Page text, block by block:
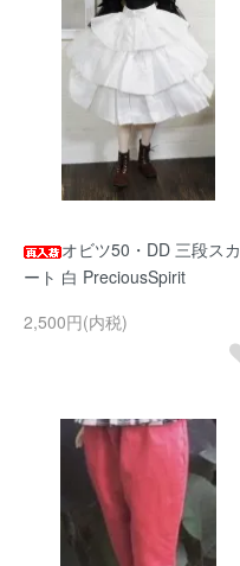
オビツ50・DD 三段スカ
ート 白 PreciousSpirit
2,500円(内税)